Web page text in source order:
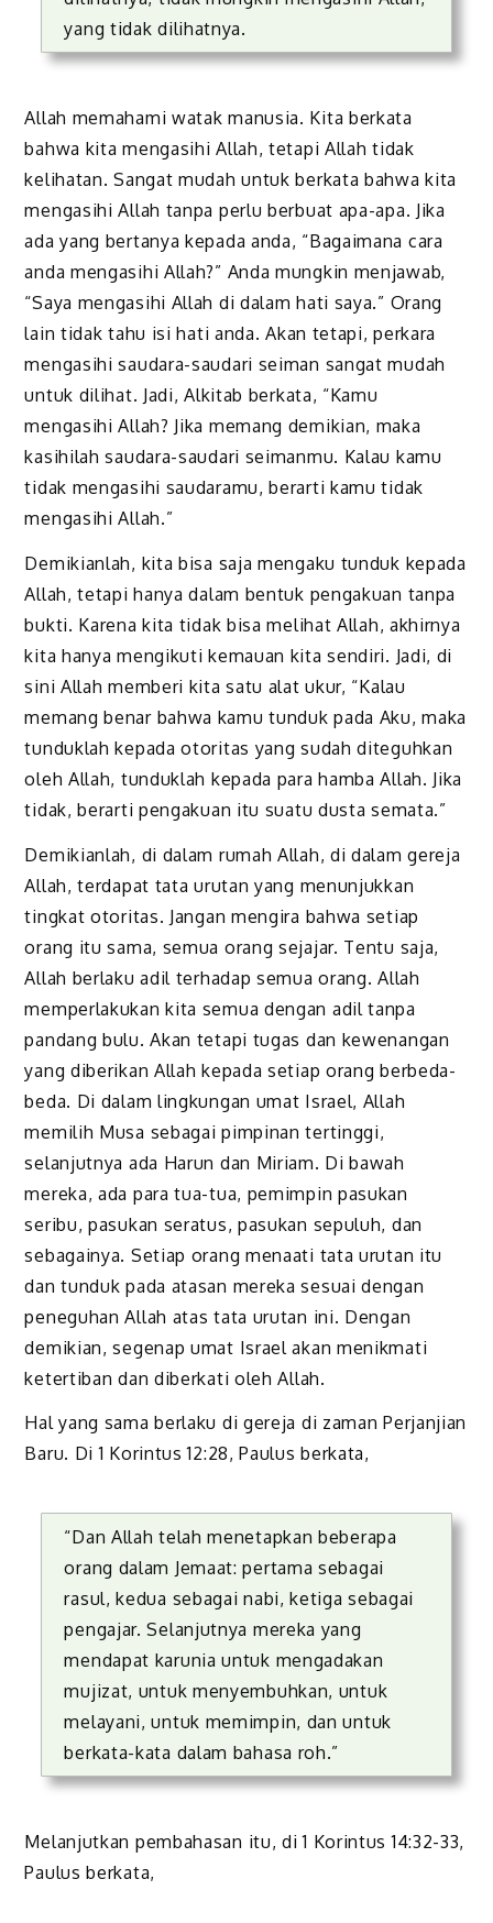
yang tidak dilihatnya.
Allah memahami watak manusia. Kita berkata
bahwa kita mengasihi Allah, tetapi Allah tidak
kelihatan. Sangat mudah untuk berkata bahwa kita
mengasihi Allah tanpa perlu berbuat apa-apa. Jika
ada yang bertanya kepada anda, “Bagaimana cara
anda mengasihi Allah?” Anda mungkin menjawab,
“Saya mengasihi Allah di dalam hati saya.” Orang
lain tidak tahu isi hati anda. Akan tetapi, perkara
mengasihi saudara-saudari seiman sangat mudah
untuk dilihat. Jadi, Alkitab berkata, “Kamu
mengasihi Allah? Jika memang demikian, maka
kasihilah saudara-saudari seimanmu. Kalau kamu
tidak mengasihi saudaramu, berarti kamu tidak
mengasihi Allah.”
Demikianlah, kita bisa saja mengaku tunduk kepada
Allah, tetapi hanya dalam bentuk pengakuan tanpa
bukti. Karena kita tidak bisa melihat Allah, akhirnya
kita hanya mengikuti kemauan kita sendiri. Jadi, di
sini Allah memberi kita satu alat ukur, “Kalau
memang benar bahwa kamu tunduk pada Aku, maka
tunduklah kepada otoritas yang sudah diteguhkan
oleh Allah, tunduklah kepada para hamba Allah. Jika
tidak, berarti pengakuan itu suatu dusta semata.”
Demikianlah, di dalam rumah Allah, di dalam gereja
Allah, terdapat tata urutan yang menunjukkan
tingkat otoritas. Jangan mengira bahwa setiap
orang itu sama, semua orang sejajar. Tentu saja,
Allah berlaku adil terhadap semua orang. Allah
memperlakukan kita semua dengan adil tanpa
pandang bulu. Akan tetapi tugas dan kewenangan
yang diberikan Allah kepada setiap orang berbeda-
beda. Di dalam lingkungan umat Israel, Allah
memilih Musa sebagai pimpinan tertinggi,
selanjutnya ada Harun dan Miriam. Di bawah
mereka, ada para tua-tua, pemimpin pasukan
seribu, pasukan seratus, pasukan sepuluh, dan
sebagainya. Setiap orang menaati tata urutan itu
dan tunduk pada atasan mereka sesuai dengan
peneguhan Allah atas tata urutan ini. Dengan
demikian, segenap umat Israel akan menikmati
ketertiban dan diberkati oleh Allah.
Hal yang sama berlaku di gereja di zaman Perjanjian
Baru. Di 1 Korintus 12:28, Paulus berkata,
“Dan Allah telah menetapkan beberapa
orang dalam Jemaat: pertama sebagai
rasul, kedua sebagai nabi, ketiga sebagai
pengajar. Selanjutnya mereka yang
mendapat karunia untuk mengadakan
mujizat, untuk menyembuhkan, untuk
melayani, untuk memimpin, dan untuk
berkata-kata dalam bahasa roh.”
Melanjutkan pembahasan itu, di 1 Korintus 14:32-33,
Paulus berkata,